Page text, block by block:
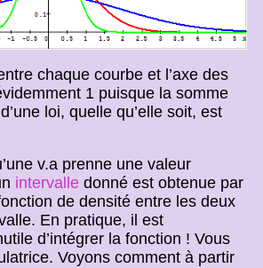
chaque courbe et l’axe des
1 puisque la somme
d’une loi, quelle qu’elle soit, est
v.a prenne une valeur
intervalle donné est obtenue par
de densité entre les deux
En pratique, il est
d’intégrer la fonction ! Vous
Voyons comment à partir